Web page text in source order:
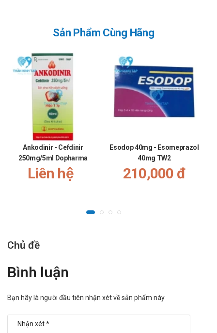
Sản Phẩm Cùng Hãng
Ankodinir - Cefdinir
250mg/5ml Dopharma
Liên hệ
Esodop 40mg - Esomeprazol
40mg TW2
210,000 đ
Chủ đề
Bình luận
Bạn hãy là người đầu tiên nhận xét về sản phẩm này